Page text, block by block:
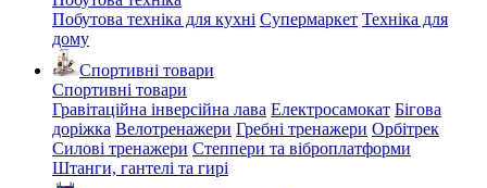
Побутова техніка для кухні Супермаркет Техніка для
дому
Спортивні товари
Спортивні товари
Гравітаційна інверсійна лава Електросамокат Бігова
доріжка Велотренажери Гребні тренажери Орбітрек
Силові тренажери Степпери та віброплатформи
Штанги, гантелі та гирі